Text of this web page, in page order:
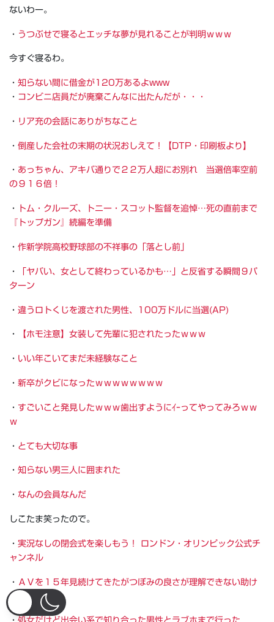
ないわー。
・ うつぶせで寝るとエッチな夢が見れることが判明ｗｗｗ
今すぐ寝るわ。
・ 知らない間に借金が120万あるよwww
・ コンビニ店員だが廃棄こんなに出たんだが・・・
・ リア充の会話にありがちなこと
・ 倒産した会社の末期の状況おしえて！【DTP・印刷板より】
・ あっちゃん、アキバ通りで２２万人超にお別れ 当選倍率空前
の９１６倍！
・
トム・クルーズ、トニー・スコット監督を追悼…死の直前まで
『トップガン』続編を準備
・ 作新学院高校野球部の不祥事の「落とし前」
・
「ヤバい、女として終わっているかも…」と反省する瞬間９パ
ターン
・ 違うロトくじを渡された男性、100万ドルに当選(AP)
・ 【ホモ注意】女装して先輩に犯されたったｗｗｗ
・ いい年こいてまだ未経験なこと
・ 新卒がクビになったｗｗｗｗｗｗｗｗ
・ すごいこと発見したｗｗｗ歯出すようにｲｰってやってみろｗｗ
ｗ
・ とても大切な事
・ 知らない男三人に囲まれた
・ なんの会員なんだ
しこたま笑ったので。
・ 実況なしの閉会式を楽しもう！ ロンドン・オリンピック公式チ
ャンネル
・ ＡＶを１５年見続けてきたがつぼみの良さが理解できない助け
てくれ